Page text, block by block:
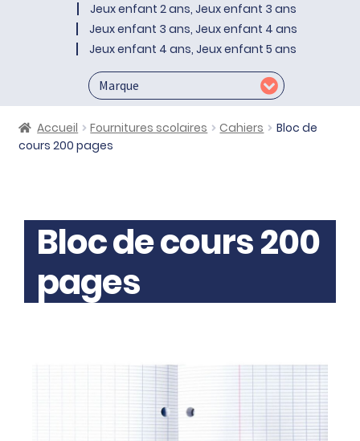
Jeux enfant 2 ans, Jeux enfant 3 ans
Jeux enfant 3 ans, Jeux enfant 4 ans
Jeux enfant 4 ans, Jeux enfant 5 ans
Accueil Fournitures scolaires Cahiers
Bloc de
cours 200 pages
Bloc de cours 200
pages